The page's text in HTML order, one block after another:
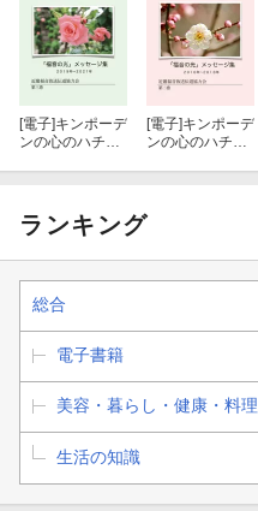
[電子]キンポーデ
ンの心のハチミ
[電子]キンポーデ
ンの心のハチミ
ランキング
総合
電子書籍
美容・暮らし・健康・料理
生活の知識